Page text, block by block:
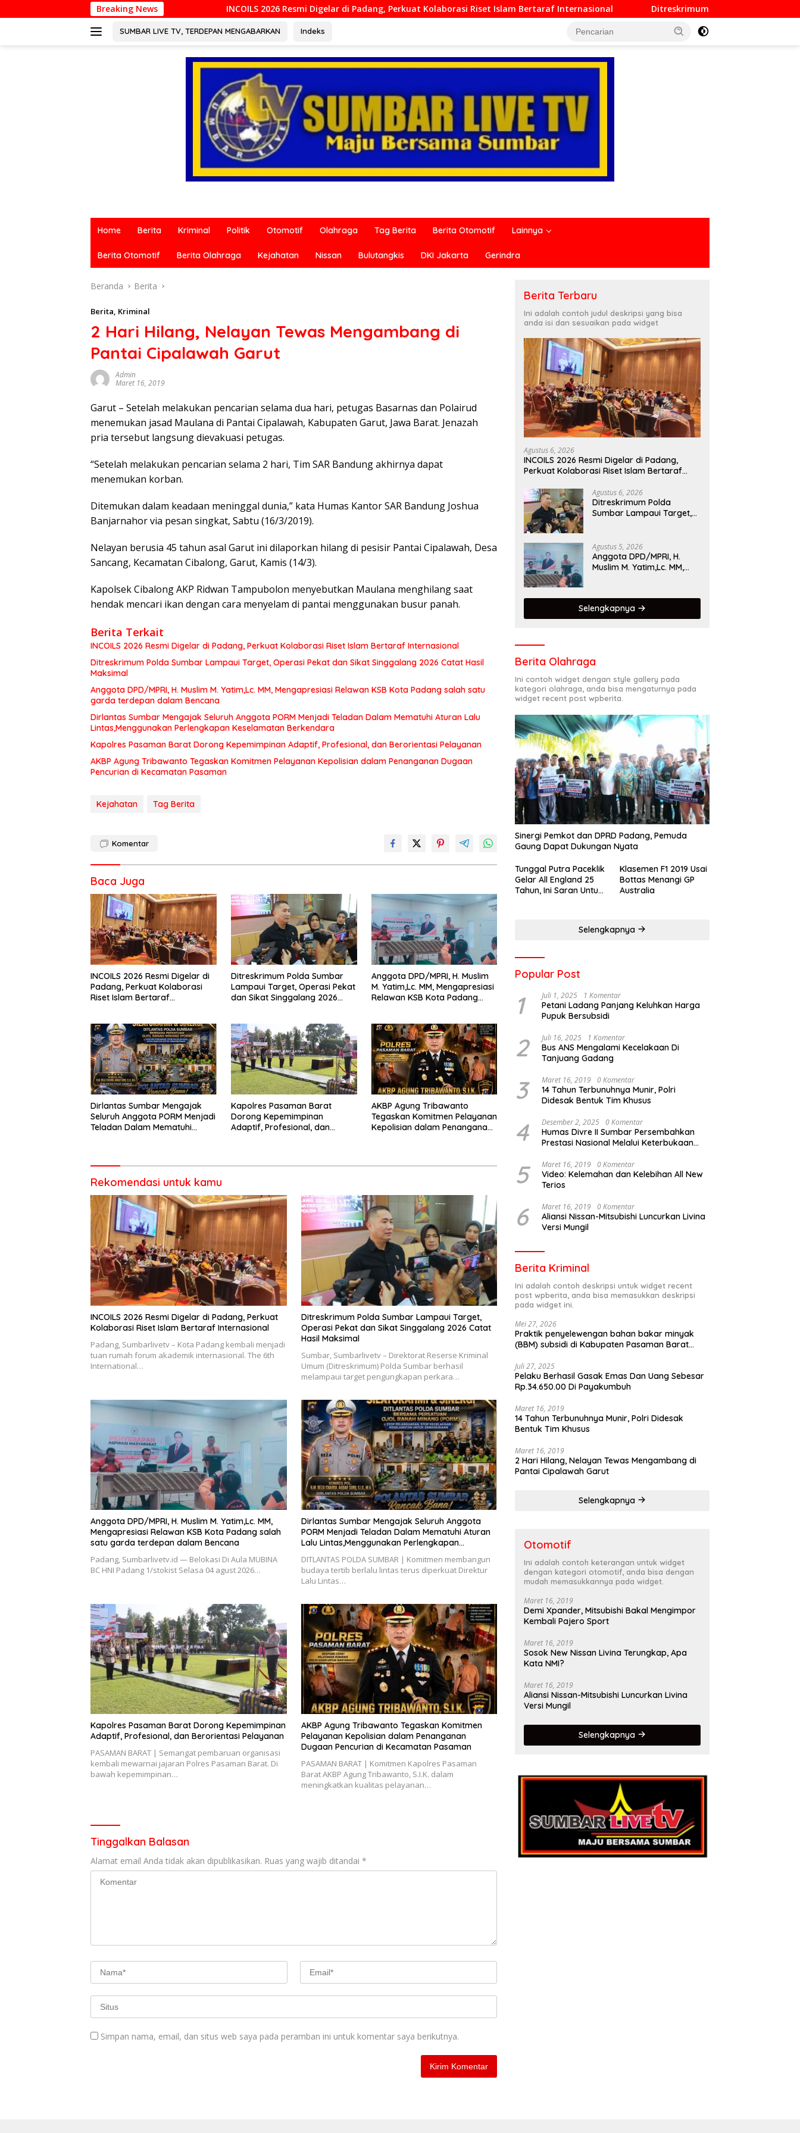
ke
Breaking NewsINCOILS 2026 Resmi Digelar di Padang, Perkuat Kolaborasi Riset Islam Bertaraf Internasional Ditreskrimum Polda Sumbar Lampaui Target, Operasi
SUMBAR LIVE TV, TERDEPAN MENGABARKAN Indeks
terkini
berbagai
indonesia
dari
politik,
mapun
budaya
serta
terbaru
lainnya
di
sumbar
tv
Home Berita Kriminal Politik Otomotif Olahraga Tag Berita Berita Otomotif Lainnya
Berita Otomotif Berita Olahraga Kejahatan Nissan Bulutangkis DKI Jakarta Gerindra
Beranda Berita
Berita, Kriminal
2 Hari Hilang, Nelayan Tewas Mengambang di
Pantai Cipalawah Garut
Admin
Maret 16, 2019
Garut – Setelah melakukan pencarian selama dua hari, petugas Basarnas dan Polairud
menemukan jasad Maulana di Pantai Cipalawah, Kabupaten Garut, Jawa Barat. Jenazah
pria tersebut langsung dievakuasi petugas.
“Setelah melakukan pencarian selama 2 hari, Tim SAR Bandung akhirnya dapat
menemukan korban.
Ditemukan dalam keadaan meninggal dunia,” kata Humas Kantor SAR Bandung Joshua
Banjarnahor via pesan singkat, Sabtu (16/3/2019).
Nelayan berusia 45 tahun asal Garut ini dilaporkan hilang di pesisir Pantai Cipalawah, Desa
Sancang, Kecamatan Cibalong, Garut, Kamis (14/3).
Kapolsek Cibalong AKP Ridwan Tampubolon menyebutkan Maulana menghilang saat
hendak mencari ikan dengan cara menyelam di pantai menggunakan busur panah.
Berita Terkait
INCOILS 2026 Resmi Digelar di Padang, Perkuat Kolaborasi Riset Islam Bertaraf Internasional
Ditreskrimum Polda Sumbar Lampaui Target, Operasi Pekat dan Sikat Singgalang 2026 Catat Hasil
Maksimal
Anggota DPD/MPRI, H. Muslim M. Yatim,Lc. MM, Mengapresiasi Relawan KSB Kota Padang salah satu
garda terdepan dalam Bencana
Dirlantas Sumbar Mengajak Seluruh Anggota PORM Menjadi Teladan Dalam Mematuhi Aturan Lalu
Lintas,Menggunakan Perlengkapan Keselamatan Berkendara
Kapolres Pasaman Barat Dorong Kepemimpinan Adaptif, Profesional, dan Berorientasi Pelayanan
AKBP Agung Tribawanto Tegaskan Komitmen Pelayanan Kepolisian dalam Penanganan Dugaan
Pencurian di Kecamatan Pasaman
Kejahatan Tag Berita
Komentar
Baca Juga
INCOILS 2026 Resmi Digelar di
Padang, Perkuat Kolaborasi
Riset Islam Bertaraf
Ditreskrimum Polda Sumbar
Lampaui Target, Operasi Pekat
dan Sikat Singgalang 2026
Anggota DPD/MPRI, H. Muslim
M. Yatim,Lc. MM, Mengapresiasi
Relawan KSB Kota Padang
Dirlantas Sumbar Mengajak
Seluruh Anggota PORM Menjadi
Teladan Dalam Mematuhi
Berkendara
Kapolres Pasaman Barat
Dorong Kepemimpinan
Adaptif, Profesional, dan
AKBP Agung Tribawanto
Tegaskan Komitmen Pelayanan
Kepolisian dalam Penanganan
Rekomendasi untuk kamu
INCOILS 2026 Resmi Digelar di Padang, Perkuat
Kolaborasi Riset Islam Bertaraf Internasional
Padang, Sumbarlivetv – Kota Padang kembali menjadi
tuan rumah forum akademik internasional. The 6th
International…
Ditreskrimum Polda Sumbar Lampaui Target,
Operasi Pekat dan Sikat Singgalang 2026 Catat
Hasil Maksimal
Sumbar, Sumbarlivetv – Direktorat Reserse Kriminal
Umum (Ditreskrimum) Polda Sumbar berhasil
melampaui target pengungkapan perkara…
Anggota DPD/MPRI, H. Muslim M. Yatim,Lc. MM,
Mengapresiasi Relawan KSB Kota Padang salah
satu garda terdepan dalam Bencana
Padang, Sumbarlivetv.id — Belokasi Di Aula MUBINA
BC HNI Padang 1/stokist Selasa 04 agust 2026…
Dirlantas Sumbar Mengajak Seluruh Anggota
PORM Menjadi Teladan Dalam Mematuhi Aturan
Lalu Lintas,Menggunakan Perlengkapan
DITLANTAS POLDA SUMBAR | Komitmen membangun
budaya tertib berlalu lintas terus diperkuat Direktur
Lalu Lintas…
Kapolres Pasaman Barat Dorong Kepemimpinan
Adaptif, Profesional, dan Berorientasi Pelayanan
PASAMAN BARAT | Semangat pembaruan organisasi
kembali mewarnai jajaran Polres Pasaman Barat. Di
bawah kepemimpinan…
AKBP Agung Tribawanto Tegaskan Komitmen
Pelayanan Kepolisian dalam Penanganan
Dugaan Pencurian di Kecamatan Pasaman
PASAMAN BARAT | Komitmen Kapolres Pasaman
Barat AKBP Agung Tribawanto, S.I.K. dalam
meningkatkan kualitas pelayanan…
Tinggalkan Balasan
Alamat email Anda tidak akan dipublikasikan. Ruas yang wajib ditandai *
Simpan nama, email, dan situs web saya pada peramban ini untuk komentar saya berikutnya.
Berita Terbaru
Ini adalah contoh judul deskripsi yang bisa
anda isi dan sesuaikan pada widget
Agustus 6, 2026
INCOILS 2026 Resmi Digelar di Padang,
Perkuat Kolaborasi Riset Islam Bertaraf
Agustus 6, 2026
Ditreskrimum Polda
Sumbar Lampaui Target,
Hasil Maksimal
Agustus 5, 2026
Anggota DPD/MPRI, H.
Muslim M. Yatim,Lc. MM,
satu garda terdepan
dalam Bencana
Selengkapnya
Berita Olahraga
Ini contoh widget dengan style gallery pada
kategori olahraga, anda bisa mengaturnya pada
widget recent post wpberita.
Sinergi Pemkot dan DPRD Padang, Pemuda
Gaung Dapat Dukungan Nyata
Tunggal Putra Paceklik
Gelar All England 25
Tahun, Ini Saran Untuk
Klasemen F1 2019 Usai
Bottas Menangi GP
Australia
Selengkapnya
Popular Post
1 Juli 1, 2025 1 Komentar
Petani Ladang Panjang Keluhkan Harga
Pupuk Bersubsidi
2 Juli 16, 2025 1 Komentar
Bus ANS Mengalami Kecelakaan Di
Tanjuang Gadang
3 Maret 16, 2019 0 Komentar
14 Tahun Terbunuhnya Munir, Polri
Didesak Bentuk Tim Khusus
4 Desember 2, 2025 0 Komentar
Humas Divre II Sumbar Persembahkan
Prestasi Nasional Melalui Keterbukaan
5 Maret 16, 2019 0 Komentar
Video: Kelemahan dan Kelebihan All New
Terios
6 Maret 16, 2019 0 Komentar
Aliansi Nissan-Mitsubishi Luncurkan Livina
Versi Mungil
Berita Kriminal
Ini adalah contoh deskripsi untuk widget recent
post wpberita, anda bisa memasukkan deskripsi
pada widget ini.
Mei 27, 2026
Praktik penyelewengan bahan bakar minyak
(BBM) subsidi di Kabupaten Pasaman Barat
Juli 27, 2025
Pelaku Berhasil Gasak Emas Dan Uang Sebesar
Rp.34.650.00 Di Payakumbuh
Maret 16, 2019
14 Tahun Terbunuhnya Munir, Polri Didesak
Bentuk Tim Khusus
Maret 16, 2019
2 Hari Hilang, Nelayan Tewas Mengambang di
Pantai Cipalawah Garut
Selengkapnya
Otomotif
Ini adalah contoh keterangan untuk widget
dengan kategori otomotif, anda bisa dengan
mudah memasukkannya pada widget.
Maret 16, 2019
Demi Xpander, Mitsubishi Bakal Mengimpor
Kembali Pajero Sport
Maret 16, 2019
Sosok New Nissan Livina Terungkap, Apa
Kata NMI?
Maret 16, 2019
Aliansi Nissan-Mitsubishi Luncurkan Livina
Versi Mungil
Selengkapnya